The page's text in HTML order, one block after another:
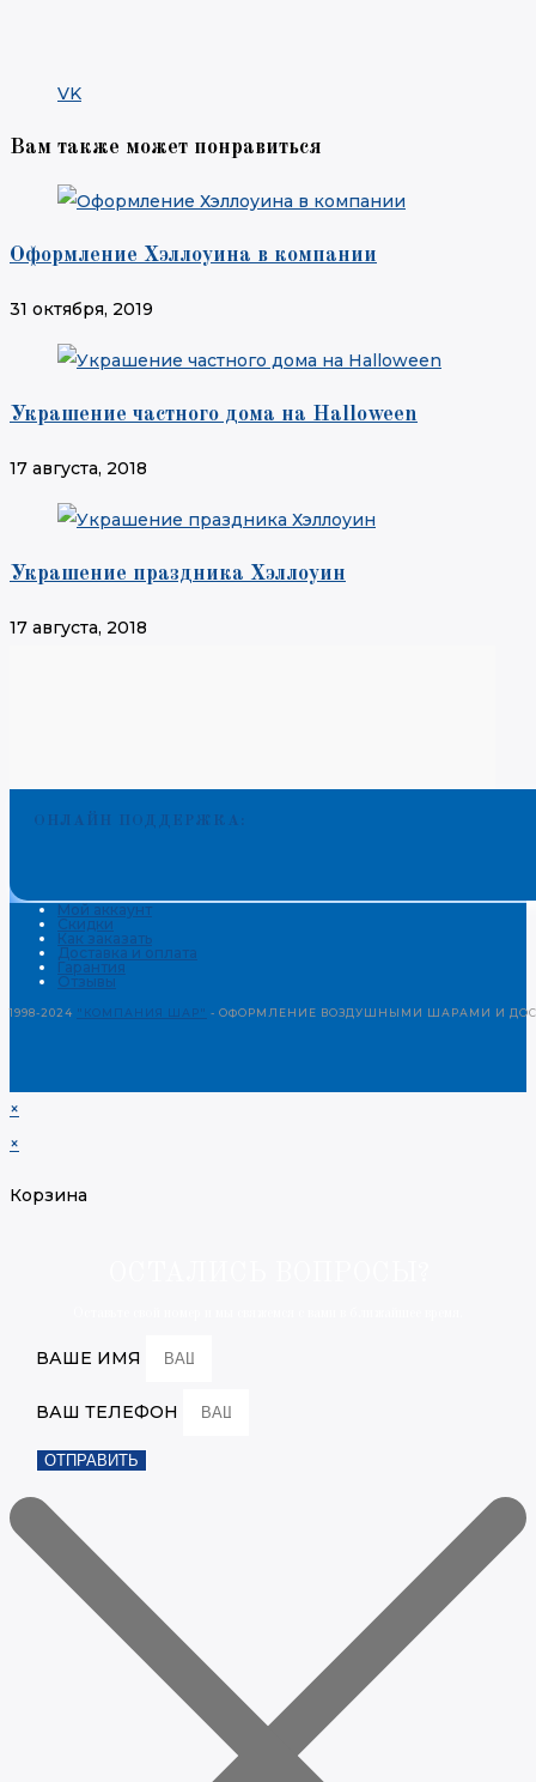
VK
Вам также может понравиться
Оформление Хэллоуина в компании
31 октября, 2019
Украшение частного дома на Halloween
17 августа, 2018
Украшение праздника Хэллоуин
17 августа, 2018
ОНЛАЙН ПОДДЕРЖКА:
Мой аккаунт
Скидки
Как заказать
Доставка и оплата
Гарантия
Отзывы
1998-2024 "КОМПАНИЯ ШАР" - ОФОРМЛЕНИЕ ВОЗДУШНЫМИ ШАРАМИ И
×
×
Корзина
ВАШЕ ИМЯ
ВАШ ТЕЛЕФОН
ОТПРАВИТЬ